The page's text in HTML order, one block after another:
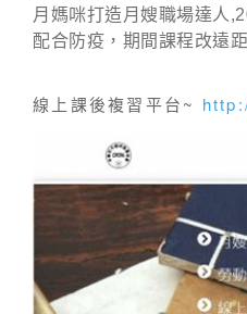
月媽咪打造月嫂職場達人
配合防疫，期間課程改遠
線上課後複習平台~